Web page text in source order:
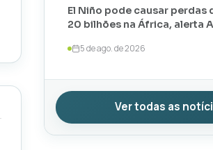
El Niño pode causar perdas
20 bilhões na África, alerta
5 de ago. de 2026
Ver todas as